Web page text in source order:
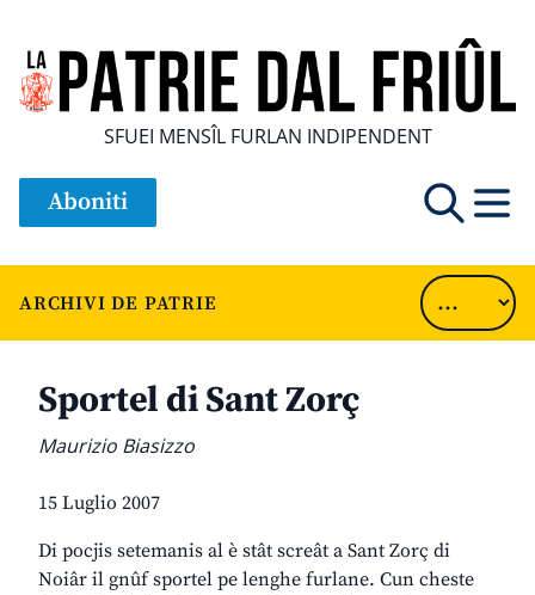
SFUEI MENSÎL FURLAN INDIPENDENT
Aboniti
ARCHIVI DE PATRIE
Sportel di Sant Zorç
Maurizio Biasizzo
15 Luglio 2007
Di pocjis setemanis al è stât screât a Sant Zorç di
Noiâr il gnûf sportel pe lenghe furlane. Cun cheste